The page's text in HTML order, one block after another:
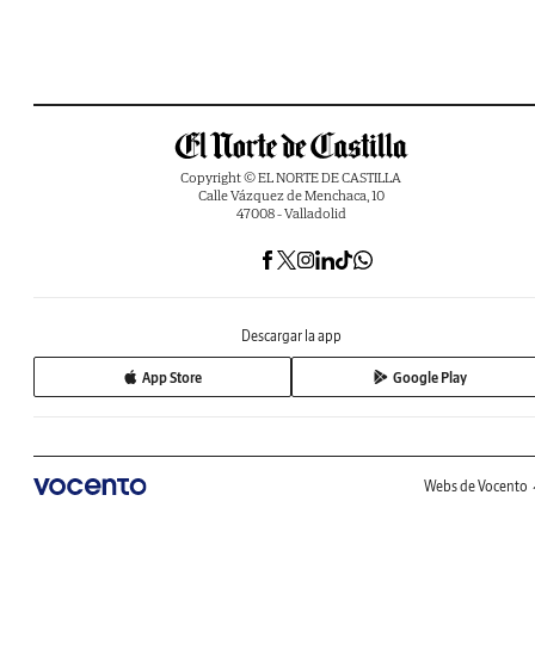
Copyright © EL NORTE DE CASTILLA
Calle Vázquez de Menchaca, 10
47008 - Valladolid
Descargar la app
App Store Google Play
Webs de Vocento